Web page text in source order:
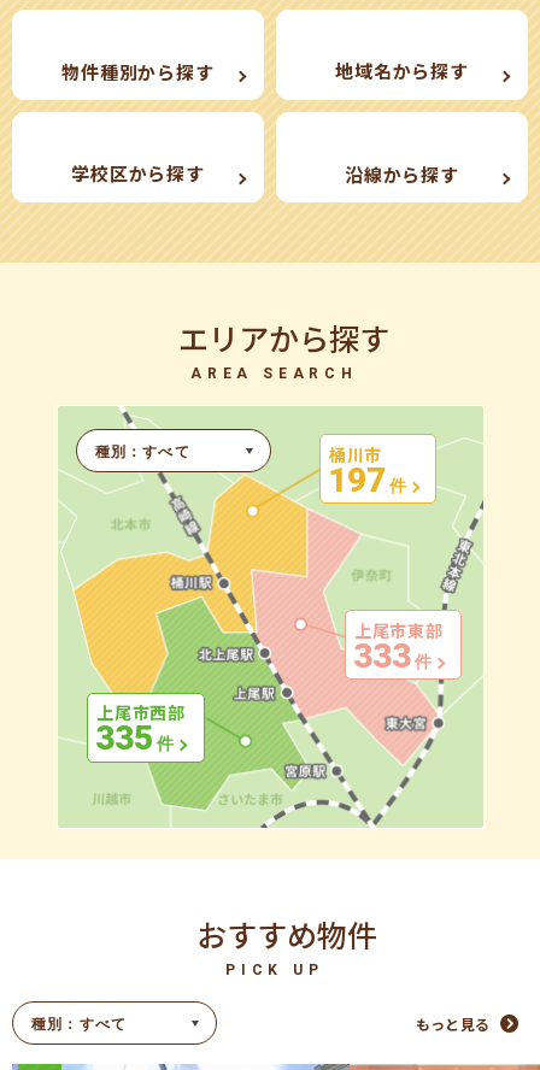
物件種別から探す 地域名から探す
学校区から探す 沿線から探す
エリアから探す
AREA SEARCH
上尾市東部
333 件
上尾市西部
335 件
桶川市
197 件
おすすめ物件
PICK UP
もっと見る